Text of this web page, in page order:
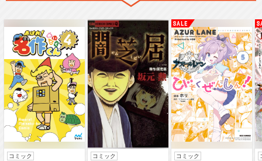
舞台「Paradox Live on Sta
g…
舞台「Paradox Live on Sta
g…
コミック コミック コミック